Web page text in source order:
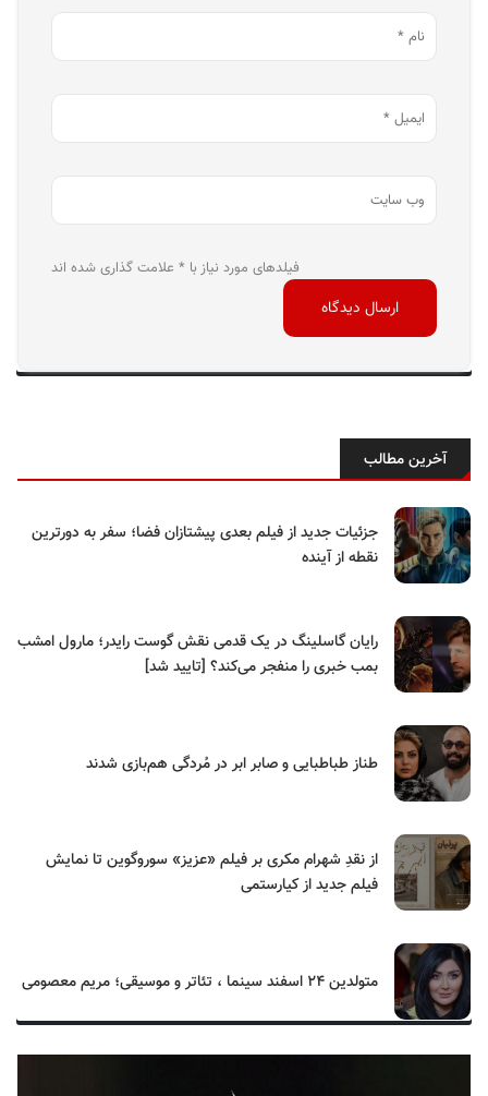
فیلدهای مورد نیاز با * علامت گذاری شده اند
آخرین مطالب
جزئیات جدید از فیلم بعدی پیشتازان فضا؛ سفر به دورترین
نقطه از آینده
رایان گاسلینگ در یک قدمی نقش گوست رایدر؛ مارول امشب
بمب خبری را منفجر می‌کند؟ [تایید شد]
طناز طباطبایی و صابر ابر در مُردگی هم‌بازی شدند
از نقدِ شهرام مکری بر فیلم «عزیز» سوروگوین تا نمایش
فیلم جدید از کیارستمی
متولدین ۲۴ اسفند سینما ، تئاتر و موسیقی؛ مریم معصومی